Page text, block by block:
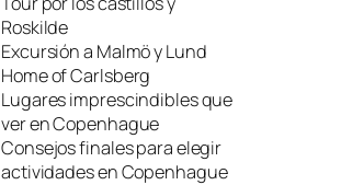
Roskilde
Excursión a Malmö y Lund
Home of Carlsberg
Lugares imprescindibles que
ver en Copenhague
Consejos finales para elegir
actividades en Copenhague